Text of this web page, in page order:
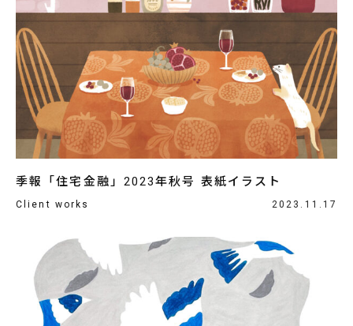
季報「住宅金融」2023年秋号 表紙イラスト
Client works 2023.11.17